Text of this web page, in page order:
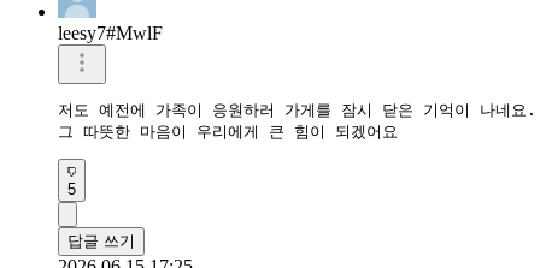
leesy7#MwlF
저도 예전에 가족이 응원하러 가게를 잠시 닫은 기억이 나네요.
그 따뜻한 마음이 우리에게 큰 힘이 되겠어요
5
답글 쓰기